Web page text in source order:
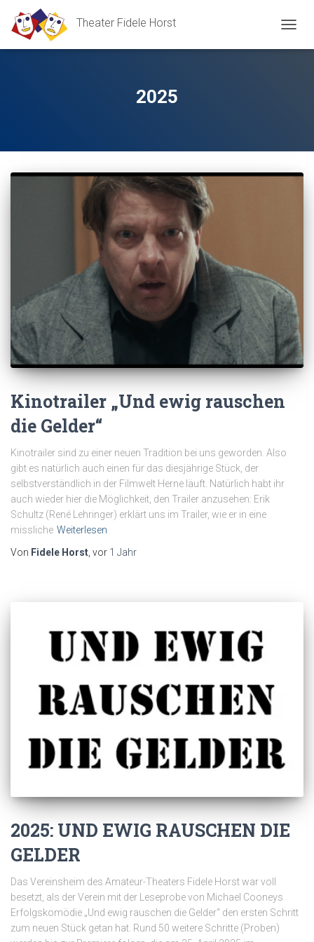
Theater Fidele Horst
2025
Kinotrailer „Und ewig rauschen
die Gelder“
Kinotrailer sind zu einer neuen Tradition bei uns geworden. Also
gibt es natürlich auch einen für das diesjährige Stück, der
selbstverständlich in der Filmwelt Herne läuft. Natürlich habt ihr
auch wieder hier die Möglichkeit, den Trailer anzusehen: Erik
Schultz (René Lehringer) erklärt uns im Trailer, wie er in eine
missliche Weiterlesen
Von Fidele Horst , vor 1 Jahr
2025: UND EWIG RAUSCHEN DIE
GELDER
Das Vereinsheim des Amateur-Theaters Fidele Horst war voll
besetzt, als der Verein mit der Leseprobe von Michael Cooneys
Erfolgskomödie „Und ewig rauschen die Gelder“ den ersten Schritt
zum neuen Stück getan hat. Rund 50 weitere Schritte (Proben)